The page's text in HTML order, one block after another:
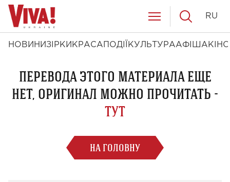
НОВИНИ ЗІРКИ КРАСА ПОДІЇ КУЛЬТУРААФІША КІНО
RU
ПЕРЕВОДА ЭТОГО МАТЕРИАЛА ЕЩЕ
НЕТ, ОРИГИНАЛ МОЖНО ПРОЧИТАТЬ -
ТУТ
НА ГОЛОВНУ